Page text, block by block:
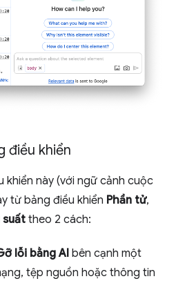
điều khiển
khiển này (với ngữ cảnh cuộc
từ bảng điều khiển Phần tử,
suất theo 2 cách:
lỗi bằng AIbên cạnh một
tệp nguồn hoặc thông tin